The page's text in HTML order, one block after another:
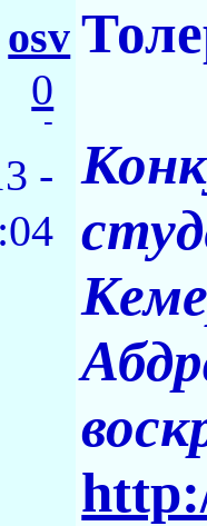
osv
0
-
-